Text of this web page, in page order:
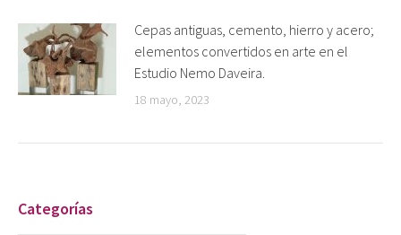
Cepas antiguas, cemento, hierro y acero;
elementos convertidos en arte en el
Estudio Nemo Daveira.
18 mayo, 2023
Categorías